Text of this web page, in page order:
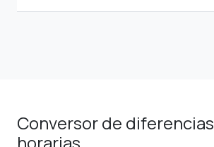
Conversor de diferencias